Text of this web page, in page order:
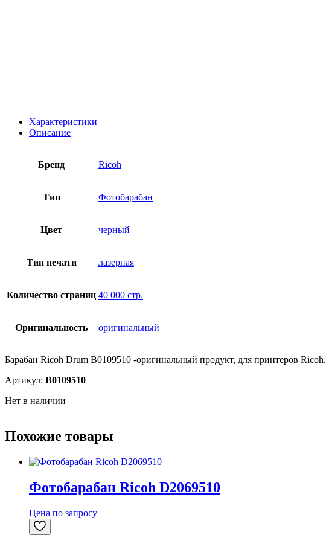
Характеристики
Описание
Бренд Ricoh
Тип Фотобарабан
Цвет черный
Тип печати лазерная
Количество страниц 40 000 стр.
Оригинальность оригинальный
Барабан Ricoh Drum B0109510 -оригинальный продукт, для принтеров Ricoh.
Артикул: B0109510
Нет в наличии
Похожие товары
Фотобарабан Ricoh D2069510
Цена по запросу